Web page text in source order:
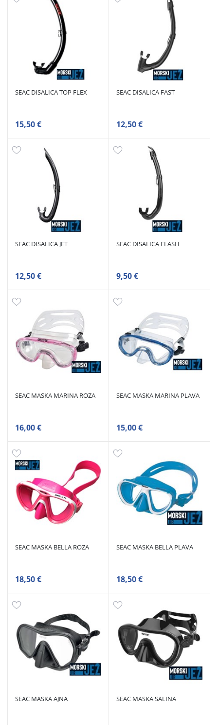
SEAC DISALICA TOP FLEX
15,50 €
SEAC DISALICA FAST
12,50 €
SEAC DISALICA JET
12,50 €
SEAC DISALICA FLASH
9,50 €
SEAC MASKA MARINA ROZA
16,00 €
SEAC MASKA MARINA PLAVA
15,00 €
SEAC MASKA BELLA ROZA
18,50 €
SEAC MASKA BELLA PLAVA
18,50 €
SEAC MASKA AJNA SEAC MASKA SALINA